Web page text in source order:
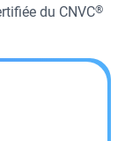
du CNVC®